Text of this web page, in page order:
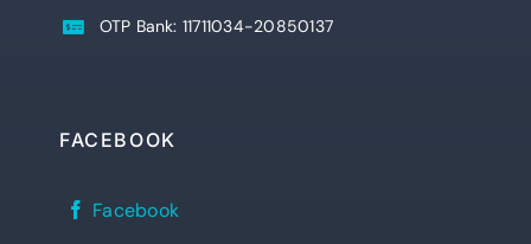
OTP Bank: 11711034-20850137
FACEBOOK
Sylvester
János
Facebook